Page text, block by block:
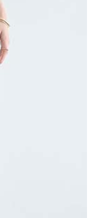
直營門市／銀行轉
公司）所提供，讓
將買賣／分期付款
款。
商店將以您的個人
集、處理及利用，
更正。
userRule
可透過四大超商／
。
取消訂單，請聯絡
需透過AFTEE先享
為準，若有關於
「AFTEE先享後付
home
付」服務完成之交
關給付款項請求債